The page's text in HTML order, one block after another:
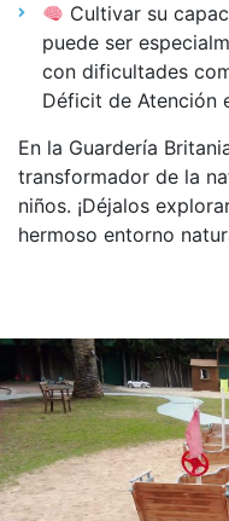
Cultivar su
puede ser
con dificultades
Déficit de Atención
En la Guardería
transformador de la
niños. ¡Déjalos
hermoso entorno